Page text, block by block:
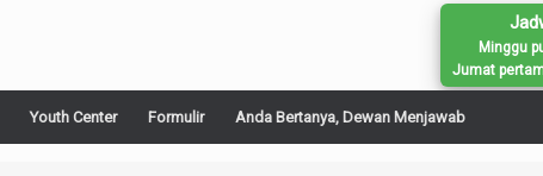
Minggu
Jumat
Youth Center Formulir Anda Bertanya, Dewan Menjawab